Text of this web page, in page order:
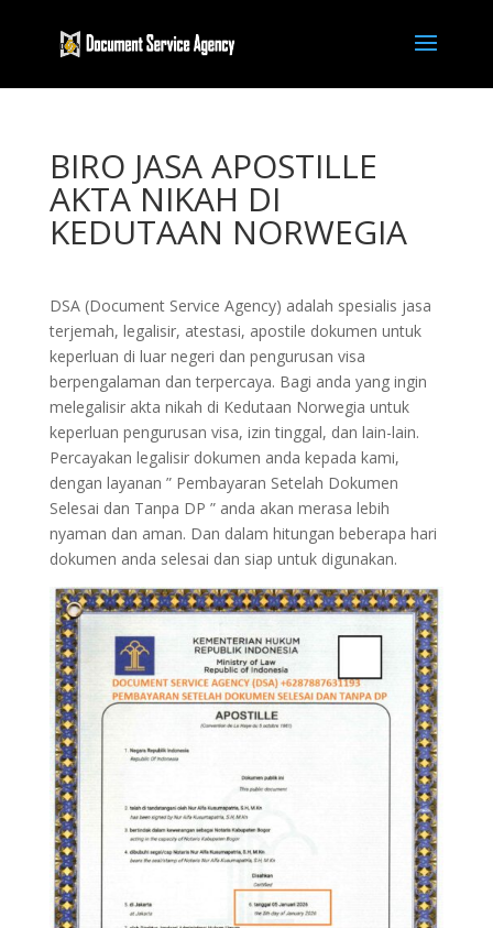
BIRO JASA APOSTILLE
AKTA NIKAH DI
KEDUTAAN NORWEGIA
DSA (Document Service Agency) adalah spesialis jasa
terjemah, legalisir, atestasi, apostile dokumen untuk
keperluan di luar negeri dan pengurusan visa
berpengalaman dan terpercaya. Bagi anda yang ingin
melegalisir akta nikah di Kedutaan Norwegia untuk
keperluan pengurusan visa, izin tinggal, dan lain-lain.
Percayakan legalisir dokumen anda kepada kami,
dengan layanan ” Pembayaran Setelah Dokumen
Selesai dan Tanpa DP ” anda akan merasa lebih
nyaman dan aman. Dan dalam hitungan beberapa hari
dokumen anda selesai dan siap untuk digunakan.